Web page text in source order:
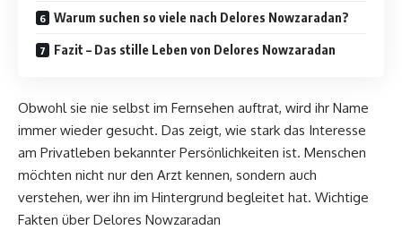
Warum suchen so viele nach Delores Nowzaradan?
Fazit – Das stille Leben von Delores Nowzaradan
Obwohl sie nie selbst im Fernsehen auftrat, wird ihr Name
immer wieder gesucht. Das zeigt, wie stark das Interesse
am Privatleben bekannter Persönlichkeiten ist. Menschen
möchten nicht nur den Arzt kennen, sondern auch
verstehen, wer ihn im Hintergrund begleitet hat. Wichtige
Fakten über Delores Nowzaradan